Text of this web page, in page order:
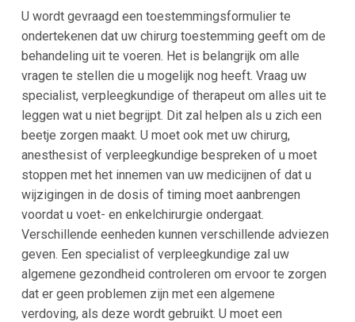
U wordt gevraagd een toestemmingsformulier te
ondertekenen dat uw chirurg toestemming geeft om de
behandeling uit te voeren. Het is belangrijk om alle
vragen te stellen die u mogelijk nog heeft. Vraag uw
specialist, verpleegkundige of therapeut om alles uit te
leggen wat u niet begrijpt. Dit zal helpen als u zich een
beetje zorgen maakt. U moet ook met uw chirurg,
anesthesist of verpleegkundige bespreken of u moet
stoppen met het innemen van uw medicijnen of dat u
wijzigingen in de dosis of timing moet aanbrengen
voordat u voet- en enkelchirurgie ondergaat.
Verschillende eenheden kunnen verschillende adviezen
geven. Een specialist of verpleegkundige zal uw
algemene gezondheid controleren om ervoor te zorgen
dat er geen problemen zijn met een algemene
verdoving, als deze wordt gebruikt. U moet een